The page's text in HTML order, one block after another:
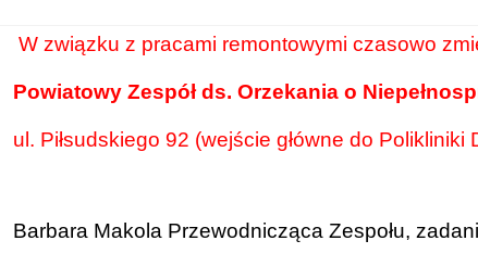
W związku z pracami remontowymi czasowo
Powiatowy Zespół ds. Orzekania o
ul. Piłsudskiego 92 (wejście główne do Polikliniki
Barbara Makola Przewodnicząca Zespołu,